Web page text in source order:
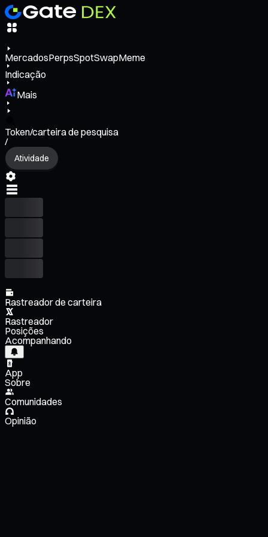
MercadosPerpsSpotSwapMeme
Indicação
Mais
Token/carteira de pesquisa
/
Atividade
Rastreador de carteira
Rastreador
Posições
Acompanhando
App
Sobre
Comunidades
Opinião